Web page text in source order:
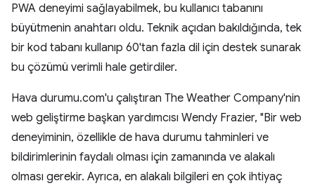
PWA deneyimi sağlayabilmek, bu kullanıcı tabanını
büyütmenin anahtarı oldu. Teknik açıdan bakıldığında, tek
bir kod tabanı kullanıp 60'tan fazla dil için destek sunarak
bu çözümü verimli hale getirdiler.
Hava durumu.com'u çalıştıran The Weather Company'nin
web geliştirme başkan yardımcısı Wendy Frazier, "Bir web
deneyiminin, özellikle de hava durumu tahminleri ve
bildirimlerinin faydalı olması için zamanında ve alakalı
olması gerekir. Ayrıca, en alakalı bilgileri en çok ihtiyaç